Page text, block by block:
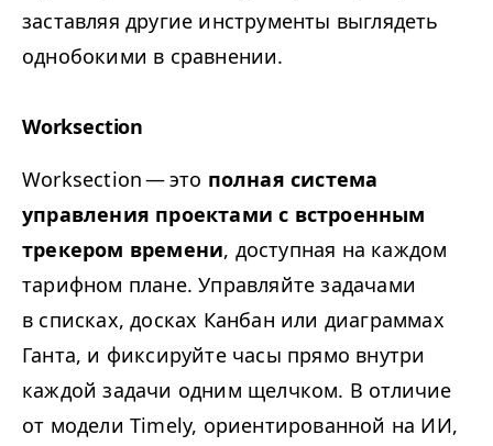
заставляя другие инструменты выглядеть
однобокими в сравнении.
Worksection
Worksection — это полная система
управления проектами с встроенным
трекером времени, доступная на каждом
тарифном плане. Управляйте задачами
в списках, досках Канбан или диаграммах
Ганта, и фиксируйте часы прямо внутри
каждой задачи одним щелчком. В отличие
от модели Timely, ориентированной на ИИ,